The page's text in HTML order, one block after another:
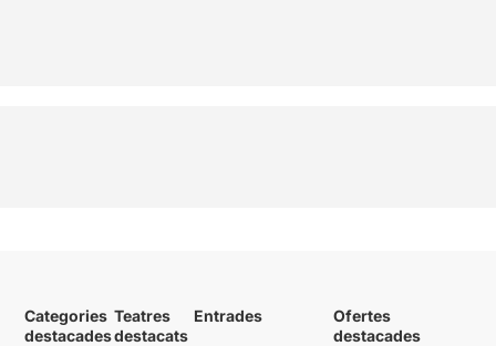
Categories
destacades
Teatres
destacats
Entrades
Ofertes
destacades